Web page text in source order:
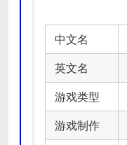
中文名
英文名
游戏类型
游戏制作